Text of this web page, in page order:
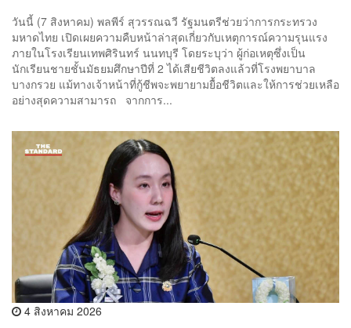
วันนี้ (7 สิงหาคม) พลพีร์ สุวรรณฉวี รัฐมนตรีช่วยว่าการกระทรวง
มหาดไทย เปิดเผยความคืบหน้าล่าสุดเกี่ยวกับเหตุการณ์ความรุนแรง
ภายในโรงเรียนเทพศิรินทร์ นนทบุรี โดยระบุว่า ผู้ก่อเหตุซึ่งเป็น
นักเรียนชายชั้นมัธยมศึกษาปีที่ 2 ได้เสียชีวิตลงแล้วที่โรงพยาบาล
บางกรวย แม้ทางเจ้าหน้าที่กู้ชีพจะพยายามยื้อชีวิตและให้การช่วยเหลือ
อย่างสุดความสามารถ จากการ...
4 สิงหาคม 2026